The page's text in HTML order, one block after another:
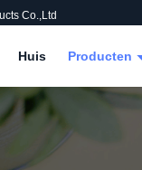
Co.,Ltd
Huis Producten